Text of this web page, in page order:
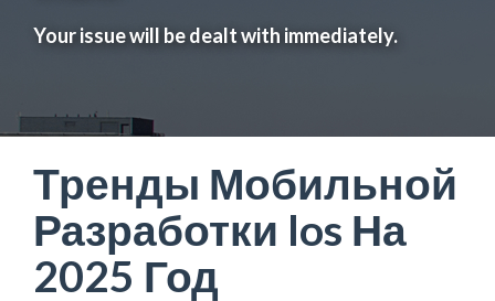
Your issue will be dealt with immediately.
Тренды Мобильной
Разработки Ios На
2025 Год